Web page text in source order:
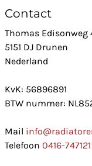
Contact
Thomas Edisonweg
5151 DJ Drunen
Nederland
KvK: 56896891
BTW nummer:
Mail
Telefoon 0416-747121